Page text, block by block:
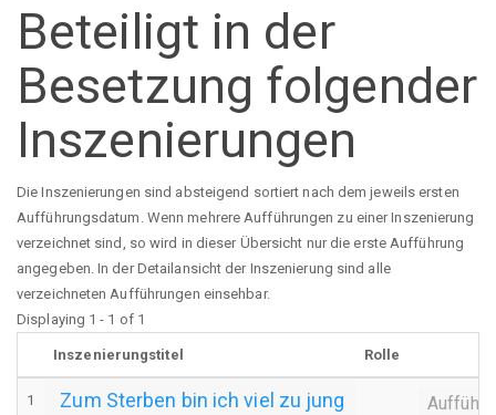
Beteiligt in der
Besetzung folgender
Inszenierungen
Die Inszenierungen sind absteigend sortiert nach dem jeweils ersten
Aufführungsdatum. Wenn mehrere Aufführungen zu einer Inszenierung
verzeichnet sind, so wird in dieser Übersicht nur die erste Aufführung
angegeben. In der Detailansicht der Inszenierung sind alle
verzeichneten Aufführungen einsehbar.
Displaying 1 - 1 of 1
Inszenierungstitel Rolle
1 Zum Sterben bin ich viel zu jung